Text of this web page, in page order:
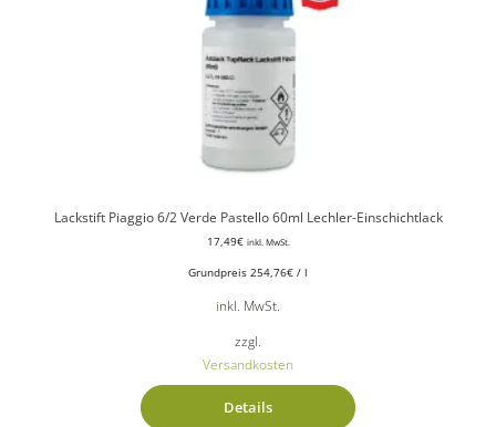
Lackstift Piaggio 6/2 Verde Pastello 60ml Lechler-Einschichtlack
17,49€ inkl. MwSt.
Grundpreis 254,76€ / l
inkl. MwSt.
zzgl.
Versandkosten
Details